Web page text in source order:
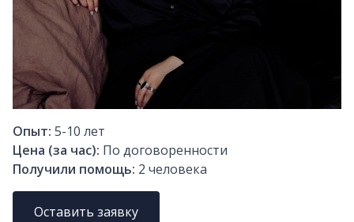
Опыт: 5-10 лет
Цена (за час): По договоренности
Получили помощь: 2 человека
Оставить заявку